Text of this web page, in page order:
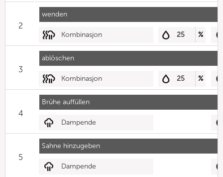
wenden
2
Kombinasjon 25 %
ablöschen
3
Kombinasjon 25 %
Brühe auffüllen
4
Dampende
Sahne hinzugeben
5
Dampende